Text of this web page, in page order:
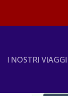
I NOSTRI VIAGGI